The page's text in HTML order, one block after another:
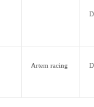
Artem racing